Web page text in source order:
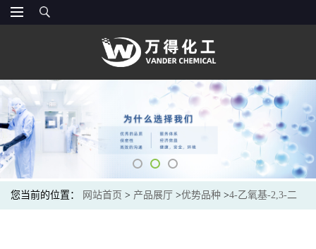
您当前的位置： 网站首页 > 产品展厅 >优势品种 >4-乙氧基-2,3-二